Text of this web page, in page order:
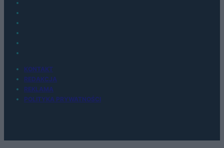
KONTAKT
REDAKCJA
REKLAMA
POLITYKA PRYWATNOŚCI